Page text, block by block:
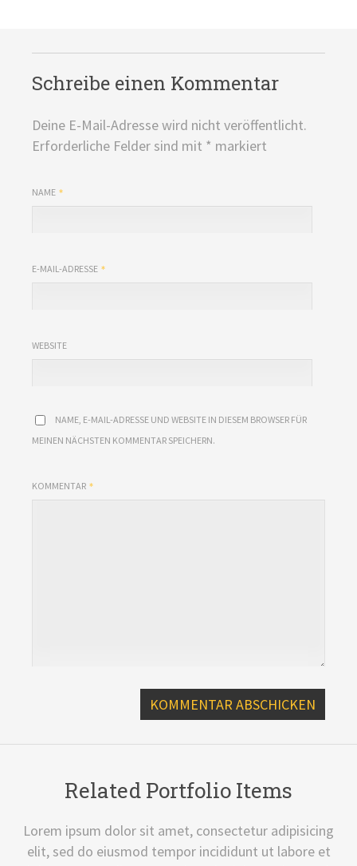
Schreibe einen Kommentar
Deine E-Mail-Adresse wird nicht veröffentlicht.
Erforderliche Felder sind mit * markiert
NAME
E-MAIL-ADRESSE
WEBSITE
NAME, E-MAIL-ADRESSE UND WEBSITE IN DIESEM BROWSER FÜR
MEINEN NÄCHSTEN KOMMENTAR SPEICHERN.
KOMMENTAR
Related Portfolio Items
Lorem ipsum dolor sit amet, consectetur adipisicing
elit, sed do eiusmod tempor incididunt ut labore et